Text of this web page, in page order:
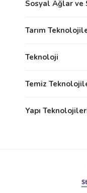
Sosyal Ağlar ve
Tarım
Teknoloji
Temiz
Yapı